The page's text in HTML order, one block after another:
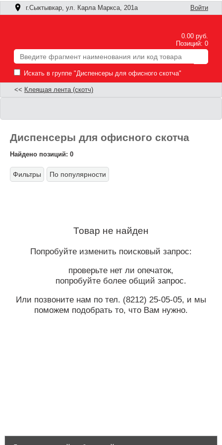
г.Сыктывкар, ул. Карла Маркса, 201а Войти
0.00 руб.
Позиций: 0
Искать в группе "Диспенсеры для офисного скотча"
<< Клеящая лента (скотч)
Диспенсеры для офисного скотча
Найдено позиций: 0
Фильтры По популярности
Товар не найден
Попробуйте изменить поисковый запрос:
проверьте нет ли опечаток,
попробуйте более общий запрос.
Или позвоните нам по тел. (8212) 25-05-05, и мы
поможем подобрать то, что Вам нужно.